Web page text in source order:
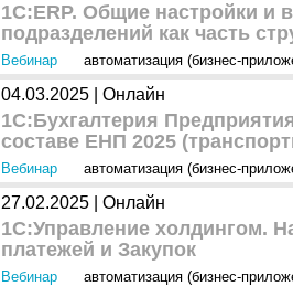
1С:ERP. Общие настройки и
подразделений как часть
Вебинар автоматизация (бизнес-
04.03.2025 | Онлайн
1С:Бухгалтерия
составе ЕНП 2025
Вебинар автоматизация (бизнес-
27.02.2025 | Онлайн
1С:Управление холдингом.
платежей и Закупок
Вебинар автоматизация (бизнес-